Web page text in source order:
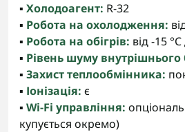
▪️ Холодоагент: R-32
▪️ Робота на охолодження:
▪️ Робота на обігрів: від -15
▪️ Рівень шуму внутрішнього
▪️ Захист теплообмінника:
▪️ Іонізація: є
▪️ Wi-Fi управління:
купується окремо)